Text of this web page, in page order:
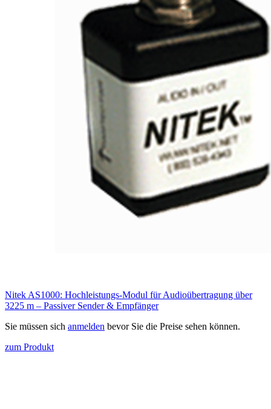
Nitek AS1000: Hochleistungs-Modul für Audioübertragung über
3225 m – Passiver Sender & Empfänger
Sie müssen sich anmelden bevor Sie die Preise sehen können.
zum Produkt